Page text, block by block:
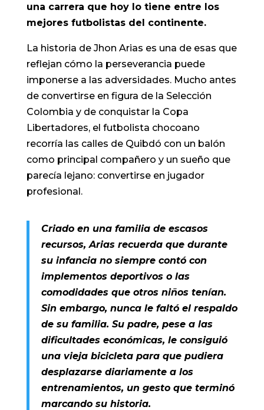
una carrera que hoy lo tiene entre los
mejores futbolistas del continente.
La historia de Jhon Arias es una de esas que
reflejan cómo la perseverancia puede
imponerse a las adversidades. Mucho antes
de convertirse en figura de la Selección
Colombia y de conquistar la Copa
Libertadores, el futbolista chocoano
recorría las calles de Quibdó con un balón
como principal compañero y un sueño que
parecía lejano: convertirse en jugador
profesional.
Criado en una familia de escasos
recursos, Arias recuerda que durante
su infancia no siempre contó con
implementos deportivos o las
comodidades que otros niños tenían.
Sin embargo, nunca le faltó el respaldo
de su familia. Su padre, pese a las
dificultades económicas, le consiguió
una vieja bicicleta para que pudiera
desplazarse diariamente a los
entrenamientos, un gesto que terminó
marcando su historia.